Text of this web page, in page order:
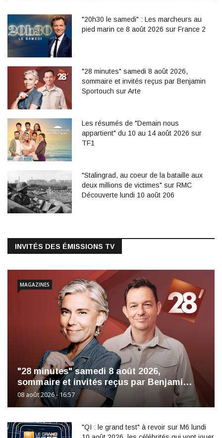
"20h30 le samedi" : Les marcheurs au
pied marin ce 8 août 2026 sur France 2
"28 minutes" samedi 8 août 2026,
sommaire et invités reçus par Benjamin
Sportouch sur Arte
Les résumés de "Demain nous
appartient" du 10 au 14 août 2026 sur
TF1
"Stalingrad, au coeur de la bataille aux
deux millions de victimes" sur RMC
Découverte lundi 10 août 206
INVITÉS DES ÉMISSIONS TV
"28 minutes" samedi 8 août 2026,
sommaire et invités reçus par Benjami…
08 août 2026 - 16:57
MAGAZINES
"QI : le grand test" à revoir sur M6 lundi